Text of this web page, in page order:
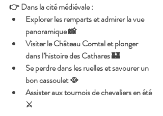
👉 Dans la cité médiévale :
Explorer les remparts et admirer la vue
panoramique 📸
Visiter le Château Comtal et plonger
dans l’histoire des Cathares 🏰
Se perdre dans les ruelles et savourer un
bon cassoulet 🥘
Assister aux tournois de chevaliers en été
⚔️